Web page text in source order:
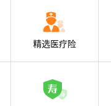
精选医疗险